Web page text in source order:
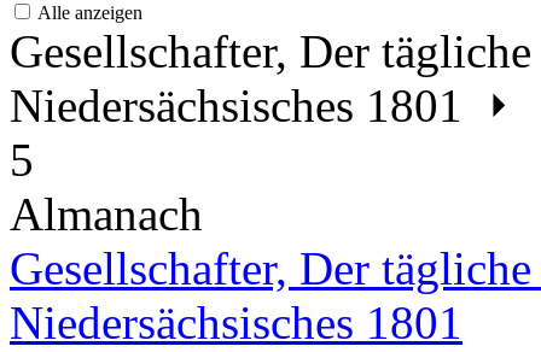
Alle anzeigen
Gesellschafter, Der
Niedersächsisches 1801
5
Almanach
Gesellschafter, Der
Niedersächsisches 1801